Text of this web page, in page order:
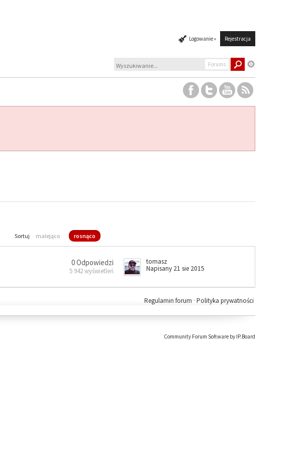
Logowanie » Rejestracja
Forums
Sortuj malejąco rosnąco
0 Odpowiedzi
5 942 wyświetleń
tomasz
Napisany 21 sie 2015
Polityka prywatności
Regulamin forum ·
Community Forum Software by IP.Board